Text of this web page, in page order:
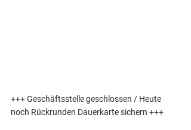
+++ Geschäftsstelle geschlossen / Heute
noch Rückrunden Dauerkarte sichern +++